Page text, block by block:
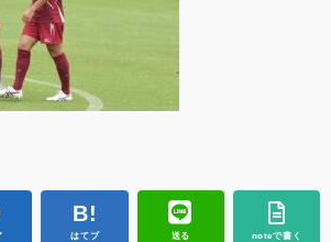
はてブ 送る noteで書く